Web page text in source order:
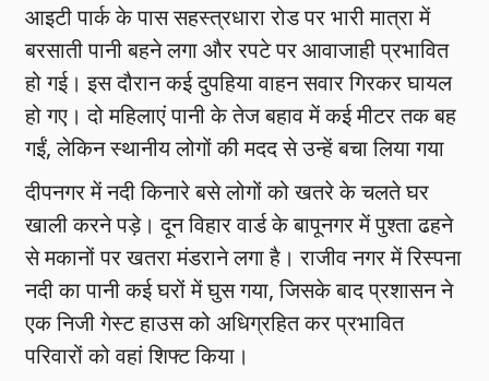
आइटी पार्क के पास सहस्त्रधारा रोड पर भारी मात्रा में
बरसाती पानी बहने लगा और रपटे पर आवाजाही प्रभावित
हो गई। इस दौरान कई दुपहिया वाहन सवार गिरकर घायल
हो गए। दो महिलाएं पानी के तेज बहाव में कई मीटर तक बह
गईं, लेकिन स्थानीय लोगों की मदद से उन्हें बचा लिया गया
दीपनगर में नदी किनारे बसे लोगों को खतरे के चलते घर
खाली करने पड़े। दून विहार वार्ड के बापूनगर में पुश्ता ढहने
से मकानों पर खतरा मंडराने लगा है। राजीव नगर में रिस्पना
नदी का पानी कई घरों में घुस गया, जिसके बाद प्रशासन ने
एक निजी गेस्ट हाउस को अधिग्रहित कर प्रभावित
परिवारों को वहां शिफ्ट किया।